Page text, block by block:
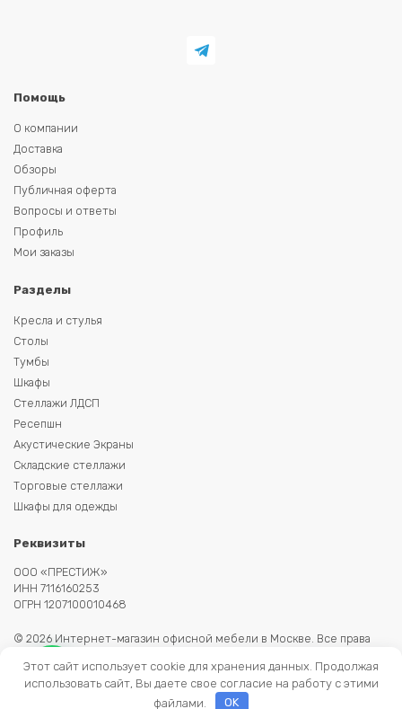
Помощь
О компании
Доставка
Обзоры
Публичная оферта
Вопросы и ответы
Профиль
Мои заказы
Разделы
Кресла и стулья
Столы
Тумбы
Шкафы
Стеллажи ЛДСП
Ресепшн
Акустические Экраны
Складские стеллажи
Торговые стеллажи
Шкафы для одежды
Реквизиты
ООО «ПРЕСТИЖ»
ИНН 7116160253
ОГРН 1207100010468
© 2026 Интернет-магазин офисной мебели в Москве. Все права
сайте не является публичной офертой.
Этот сайт использует cookie для хранения данных. Продолжая
использовать сайт, Вы даете свое согласие на работу с этими
файлами.
OK